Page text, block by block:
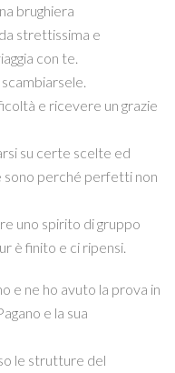
brughiera
strettissima e
con te.
e ricevere un grazie
su certe scelte ed
perché perfetti non
uno spirito di gruppo
è finito e ci ripensi.
e ne ho avuto la prova in
e la sua
le strutture del